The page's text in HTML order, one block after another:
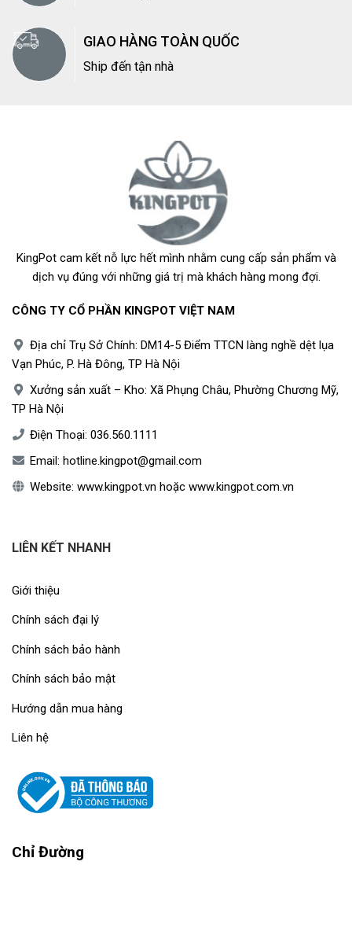
GIAO HÀNG TOÀN QUỐC
Ship đến tận nhà
KingPot cam kết nỗ lực hết mình nhằm cung cấp sản phẩm và
dịch vụ đúng với những giá trị mà khách hàng mong đợi.
CÔNG TY CỔ PHẦN KINGPOT VIỆT NAM
Địa chỉ Trụ Sở Chính: DM14-5 Điểm TTCN làng nghề dệt lụa
Vạn Phúc, P. Hà Đông, TP Hà Nội
Xưởng sản xuất – Kho: Xã Phụng Châu, Phường Chương Mỹ,
TP Hà Nội
Điện Thoại: 036.560.1111
Email: hotline.kingpot@gmail.com
Website: www.kingpot.vn hoặc www.kingpot.com.vn
LIÊN KẾT NHANH
Giới thiệu
Chính sách đại lý
Chính sách bảo hành
Chính sách bảo mật
Hướng dẫn mua hàng
Liên hệ
Chỉ Đường